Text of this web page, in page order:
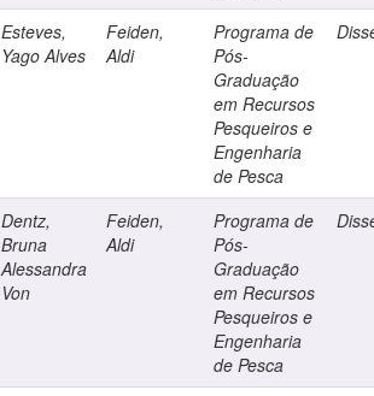
Esteves,
Yago Alves
Feiden,
Aldi
Programa de
Pós-
Graduação
em Recursos
Pesqueiros e
Engenharia
de Pesca
Dentz,
Bruna
Alessandra
Von
Feiden,
Aldi
Programa de
Pós-
Graduação
em Recursos
Pesqueiros e
Engenharia
de Pesca